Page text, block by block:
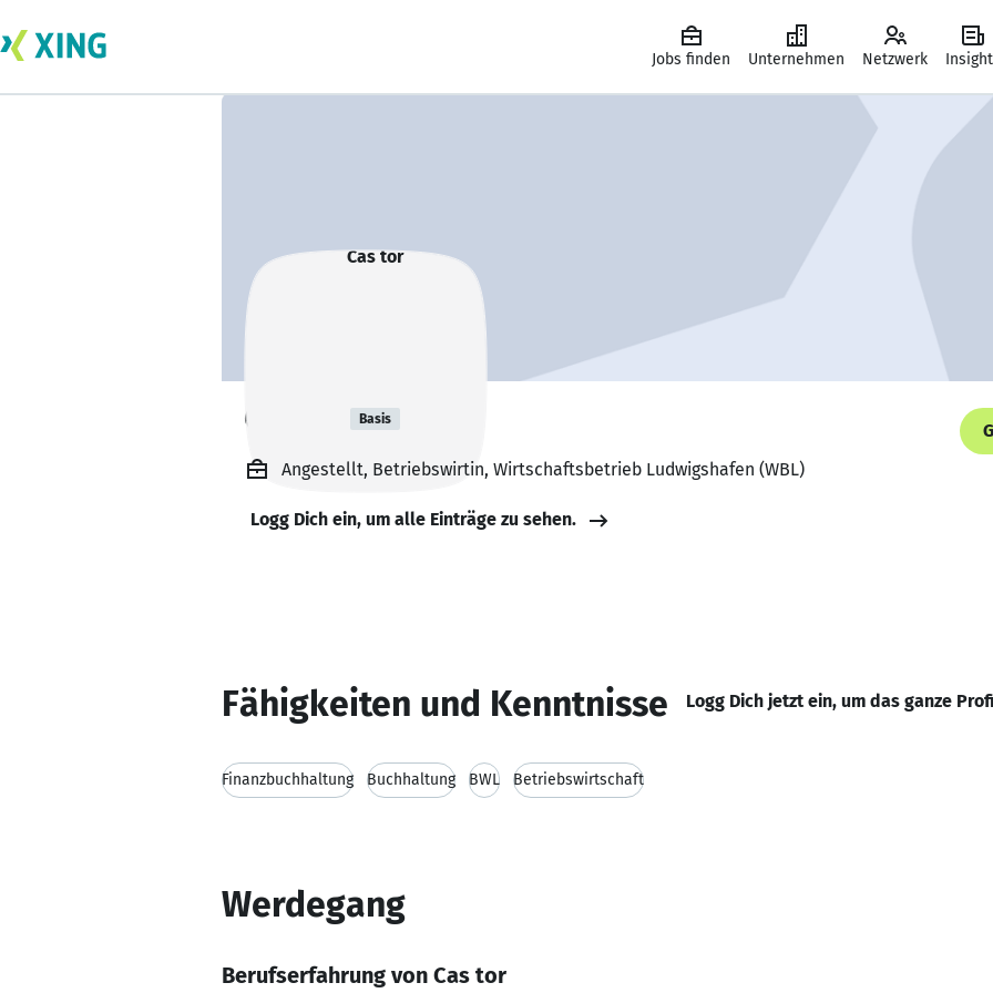
Jobs finden Unternehmen Netzwerk
Cas tor Basis
Angestellt, Betriebswirtin, Wirtschaftsbetrieb Ludwigshafen (WBL)
Logg Dich ein, um alle Einträge zu sehen.
Fähigkeiten und Kenntnisse Logg Dich jetzt ein, um das ganze
Finanzbuchhaltung Buchhaltung BWL Betriebswirtschaft
Werdegang
Berufserfahrung von Cas tor